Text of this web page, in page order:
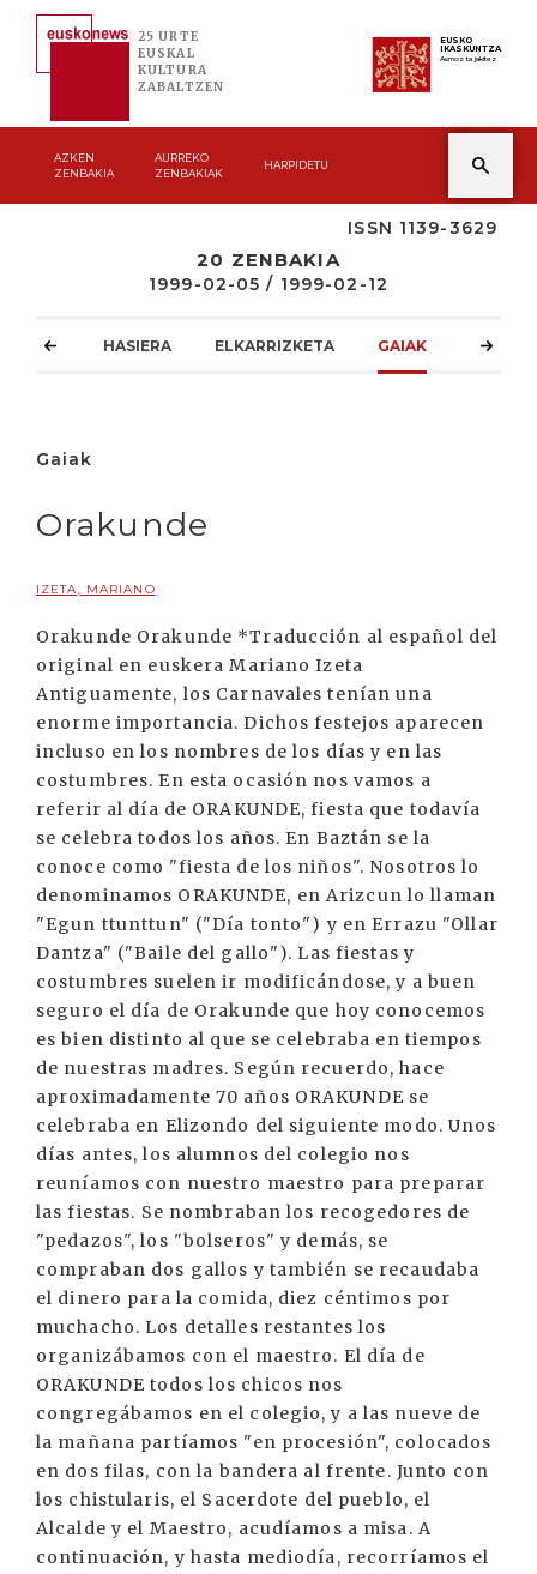
25 URTE
EUSKAL
KULTURA
ZABALTZEN
EUSKO
IKASKUNTZA
Asmoz ta jakitez
AZKEN
ZENBAKIA
AURREKO
ZENBAKIAK
HARPIDETU
ISSN 1139-3629
20 ZENBAKIA
1999-02-05 / 1999-02-12
HASIERA ELKARRIZKETA GAIAK
Gaiak
Orakunde
IZETA, MARIANO
Orakunde Orakunde *Traducción al español del
original en euskera Mariano Izeta
Antiguamente, los Carnavales tenían una
enorme importancia. Dichos festejos aparecen
incluso en los nombres de los días y en las
costumbres. En esta ocasión nos vamos a
referir al día de ORAKUNDE, fiesta que todavía
se celebra todos los años. En Baztán se la
conoce como "fiesta de los niños". Nosotros lo
denominamos ORAKUNDE, en Arizcun lo llaman
"Egun ttunttun" ("Día tonto") y en Errazu "Ollar
Dantza" ("Baile del gallo"). Las fiestas y
costumbres suelen ir modificándose, y a buen
seguro el día de Orakunde que hoy conocemos
es bien distinto al que se celebraba en tiempos
de nuestras madres. Según recuerdo, hace
aproximadamente 70 años ORAKUNDE se
celebraba en Elizondo del siguiente modo. Unos
días antes, los alumnos del colegio nos
reuníamos con nuestro maestro para preparar
las fiestas. Se nombraban los recogedores de
"pedazos", los "bolseros" y demás, se
compraban dos gallos y también se recaudaba
el dinero para la comida, diez céntimos por
muchacho. Los detalles restantes los
organizábamos con el maestro. El día de
ORAKUNDE todos los chicos nos
congregábamos en el colegio, y a las nueve de
la mañana partíamos "en procesión", colocados
en dos filas, con la bandera al frente. Junto con
los chistularis, el Sacerdote del pueblo, el
Alcalde y el Maestro, acudíamos a misa. A
continuación, y hasta mediodía, recorríamos el